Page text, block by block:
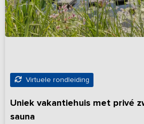
Virtuele rondleiding
Uniek vakantiehuis met privé
sauna